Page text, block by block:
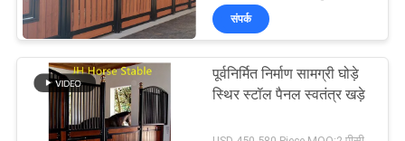
संपर्क
पूर्वनिर्मित निर्माण सामग्री घोड़े
स्थिर स्टॉल पैनल स्वतंत्र खड़े